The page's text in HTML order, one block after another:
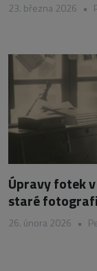
23. března 2026 •
Úpravy fotek
staré
26. února 2026 •